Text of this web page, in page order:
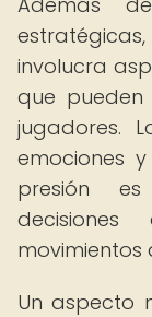
involucra
que
jugadores.
emociones
presión
movimientos
Un aspecto